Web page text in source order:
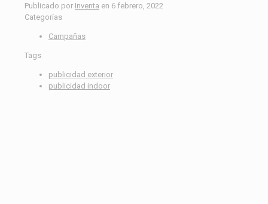
Publicado por Inventa en 6 febrero, 2022
Categorías
Campañas
Tags
publicidad exterior
publicidad indoor